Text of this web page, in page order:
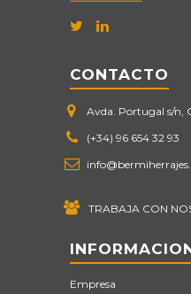
CONTACTO
Avda. Portugal s/n,
(+34) 96 654 32 93
TRABAJA CON
Empresa